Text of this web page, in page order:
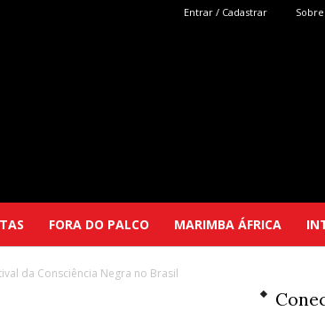
Entrar / Cadastrar
FORA DO PALCO MARIMBA ÁFRICA
da Consciência Negra no Brasil